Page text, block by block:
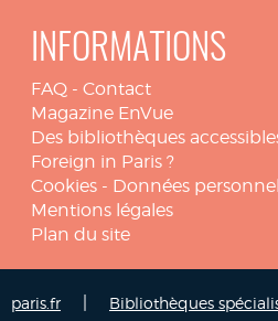
INFORMATIONS
FAQ - Contact
Magazine EnVue
Des bibliothèques
Foreign in Paris ?
Cookies - Données
Mentions légales
Plan du site
paris.fr Bibliothèques